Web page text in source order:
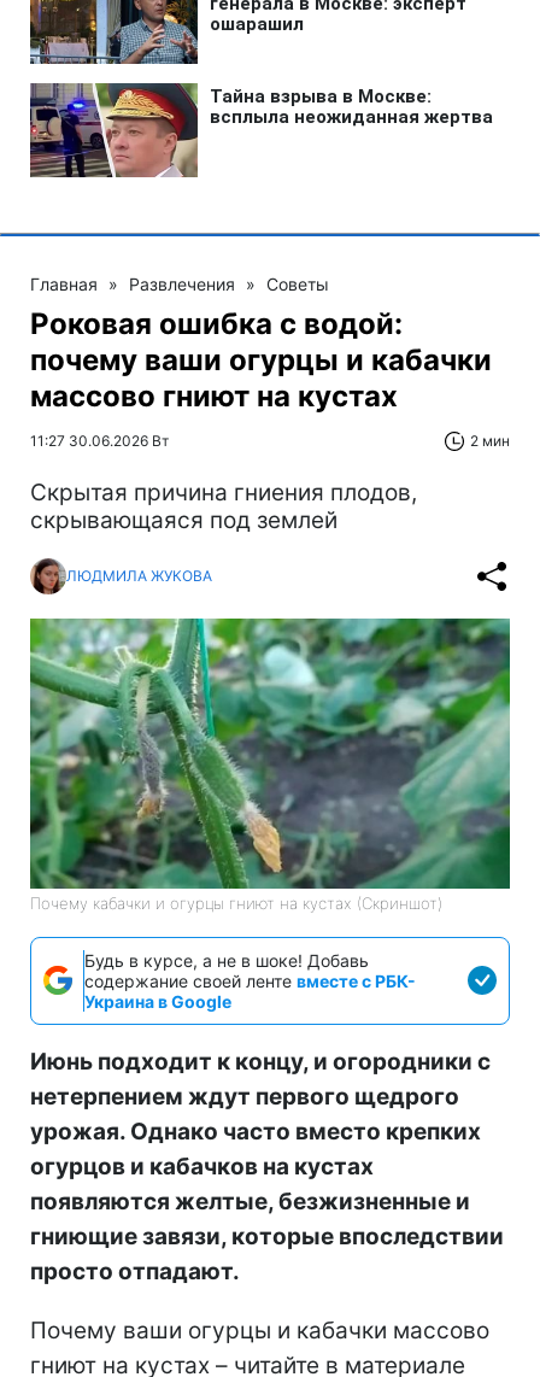
Главная » Развлечения » Советы
Роковая ошибка с водой:
почему ваши огурцы и кабачки
массово гниют на кустах
11:27 30.06.2026 Вт 2 мин
Скрытая причина гниения плодов,
скрывающаяся под землей
ЛЮДМИЛА ЖУКОВА
Почему кабачки и огурцы гниют на кустах (Скриншот)
Будь в курсе, а не в шоке! Добавь
содержание своей ленте вместе с РБК-
Украина в Google
Июнь подходит к концу, и огородники с
нетерпением ждут первого щедрого
урожая. Однако часто вместо крепких
огурцов и кабачков на кустах
появляются желтые, безжизненные и
гниющие завязи, которые впоследствии
просто отпадают.
Почему ваши огурцы и кабачки массово
гниют на кустах – читайте в материале